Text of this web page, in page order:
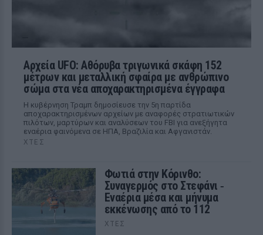
Αρχεία UFO: Αθόρυβα τριγωνικά σκάφη 152
μέτρων και μεταλλική σφαίρα με ανθρώπινο
σώμα στα νέα αποχαρακτηρισμένα έγγραφα
Η κυβέρνηση Τραμπ δημοσίευσε την 5η παρτίδα
αποχαρακτηρισμένων αρχείων με αναφορές στρατιωτικών
πιλότων, μαρτύρων και αναλύσεων του FBI για ανεξήγητα
εναέρια φαινόμενα σε ΗΠΑ, Βραζιλία και Αφγανιστάν.
ΧΤΕΣ
Φωτιά στην Κόρινθο:
Συναγερμός στο Στεφάνι ‑
Εναέρια μέσα και μήνυμα
εκκένωσης από το 112
ΧΤΕΣ